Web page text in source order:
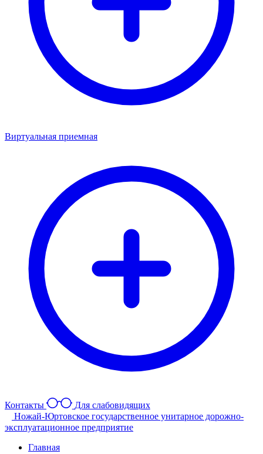
Виртуальная приемная
Контакты
Для слабовидящих
Ножай-Юртовское государственное унитарное дорожно-
эксплуатационное предприятие
Главная